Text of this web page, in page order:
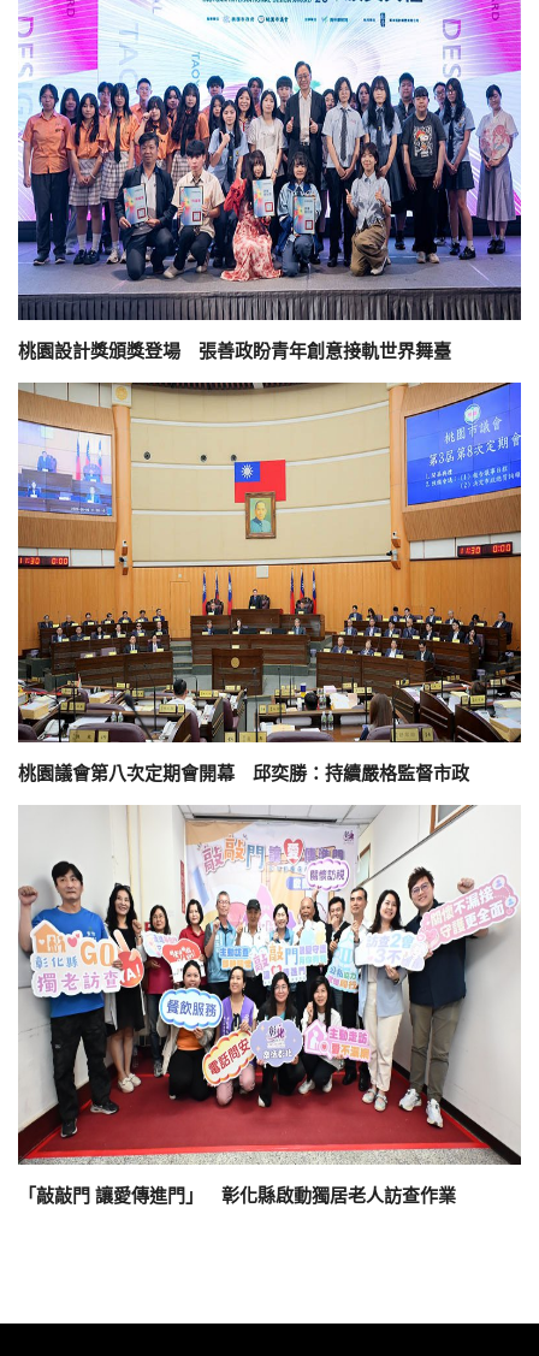
桃園設計獎頒獎登場 張善政盼青年創意接軌世界舞臺
桃園議會第八次定期會開幕 邱奕勝：持續嚴格監督市政
「敲敲門 讓愛傳進門」 彰化縣啟動獨居老人訪查作業